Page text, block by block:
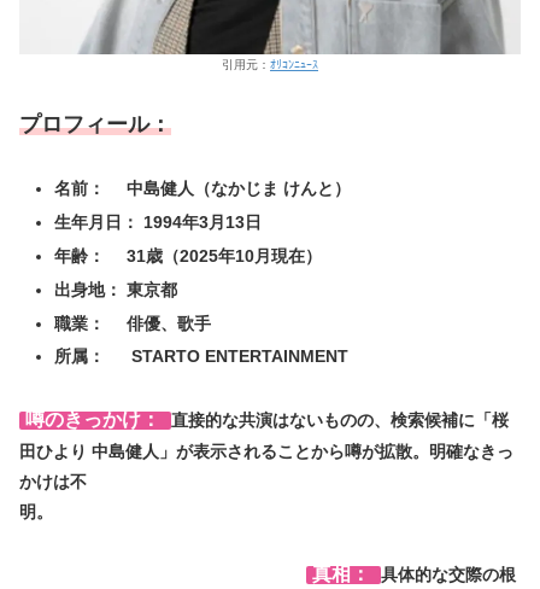
引用元： ｵﾘｺﾝﾆｭｰｽ
プロフィール：
名前： 中島健人（なかじま けんと）
生年月日： 1994年3月13日
年齢： 31歳（2025年10月現在）
出身地： 東京都
職業： 俳優、歌手
所属： STARTO ENTERTAINMENT
噂のきっかけ：
直接的な共演はないものの、検索候補に「桜
田ひより 中島健人」が表示されることから噂が拡散。明確なきっ
かけは不
明。
真相： 具体的な交際の根